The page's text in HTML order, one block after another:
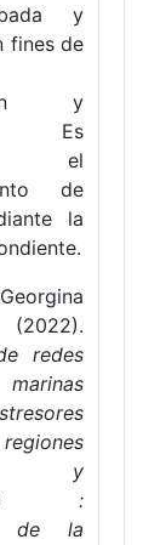
y
fines de
y
Es
el
de
la
redes
y
:
de la